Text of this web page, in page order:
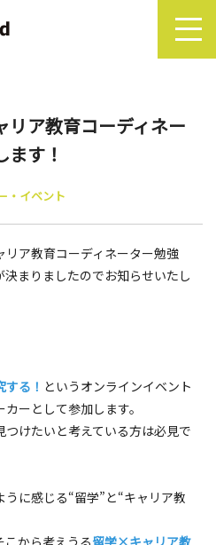
リア教育コーディネー
す！
・イベント
ア教育コーディネーター勉強
まりましたのでお知らせいたし
る！ というオンラインイベント
ーとして参加します。
けたいと考えている方は必見で
に感じる“留学”と“キャリア教
から考えうる留学×キャリア教